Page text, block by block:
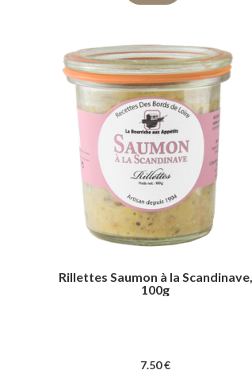
Rillettes Saumon à la Scandinave,
100g
7.50€